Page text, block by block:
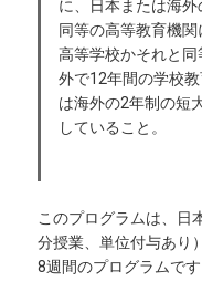
に、日本または海
同等の高等教育機
高等学校かそれと
外で12年間の学校
は海外の2年制の短
していること。
このプログラムは、日
分授業、単位付与あり
8週間のプログラムです